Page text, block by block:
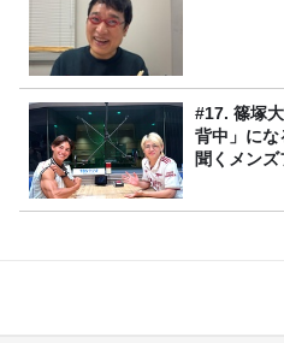
#17. 篠塚
背中」に
聞くメンズ